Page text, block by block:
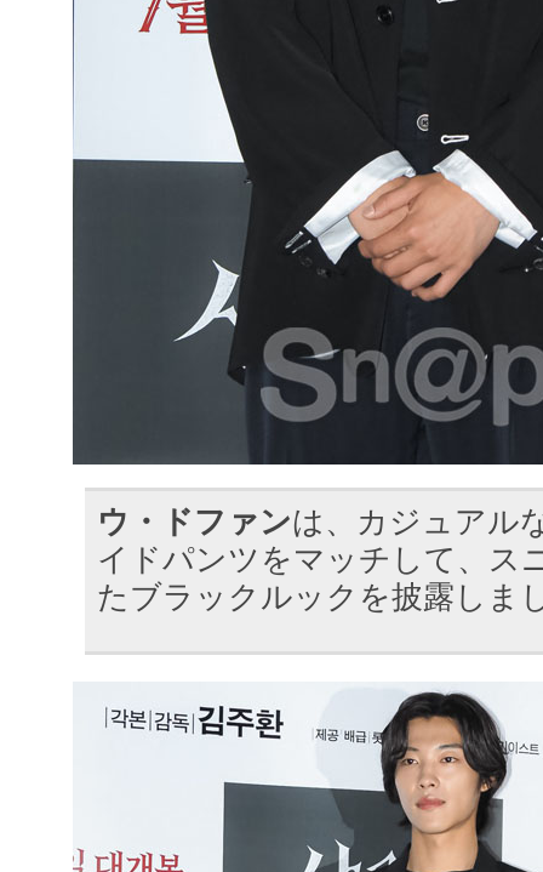
ウ・ドファンは、カジュアル
イドパンツをマッチして、ス
たブラックルックを披露しま